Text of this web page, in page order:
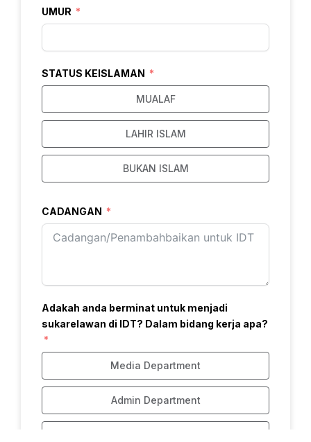
UMUR
STATUS KEISLAMAN
MUALAF
LAHIR ISLAM
BUKAN ISLAM
CADANGAN
Adakah anda berminat untuk menjadi
sukarelawan di IDT? Dalam bidang kerja apa?
Media Department
Admin Department